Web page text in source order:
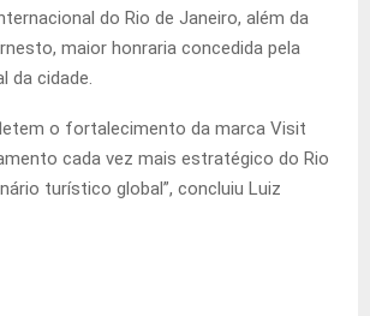
do Rio de Janeiro, além da
maior honraria concedida pela
da cidade.
o fortalecimento da marca Visit
cada vez mais estratégico do Rio
turístico global”, concluiu Luiz